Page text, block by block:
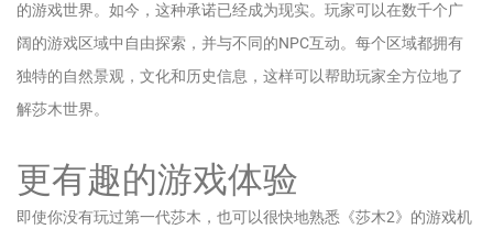
的游戏世界。如今，这种承诺已经成为现实。玩家可以在数千个广
阔的游戏区域中自由探索，并与不同的NPC互动。每个区域都拥有
独特的自然景观，文化和历史信息，这样可以帮助玩家全方位地了
解莎木世界。
更有趣的游戏体验
即使你没有玩过第一代莎木，也可以很快地熟悉《莎木2》的游戏机